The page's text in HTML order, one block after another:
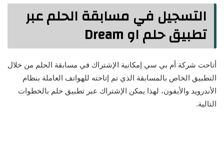
التسجيل في مسابقة الحلم عبر
تطبيق حلم او Dream
أتاحت شركة أم بي سي إمكانية الإشتراك في مسابقة الحلم من خلال
التطبيق الخاص بالمسابقة الذي تم إتاحته للهواتف العاملة بنظام
الأندرويد والأيفون، لهذا يمكن الإشتراك عبر تطبيق حلم بالخطوات
التالية.